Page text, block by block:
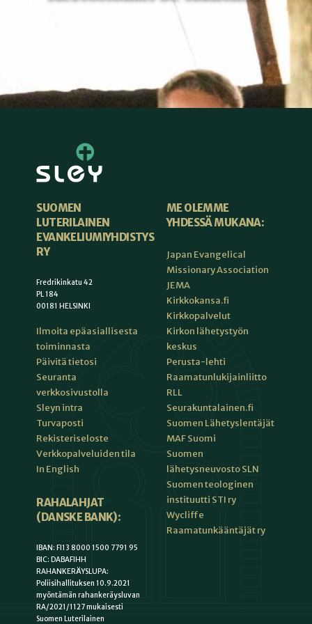
SUOMEN
LUTERILAINEN
EVANKELIUMIYHDISTYS
RY
Fredrikinkatu 42
PL 184
00181 HELSINKI
Ilmoita epäasiallisesta
toiminnasta
Päivitä tietosi
Seuranta
verkkosivustolla
Sleyn intra
Turvaposti
Rekisteriseloste
Verkkopalveluiden tila
In English
RAHALAHJAT
(DANSKE BANK):
IBAN: FI13 8000 1500 7791 95
BIC: DABAFIHH
RAHANKERÄYSLUPA:
Poliisihallituksen 10.9.2021
myöntämän rahankeräysluvan
RA/2021/1127 mukaisesti
Suomen Luterilainen
ME OLEMME
YHDESSÄ MUKANA:
Japan Evangelical
Missionary Association
JEMA
Kirkkokansa.fi
Kirkkopalvelut
Kirkon lähetystyön
keskus
Perusta-lehti
Raamatunlukijainliitto
RLL
Seurakuntalainen.fi
Suomen Lähetyslentäjät
MAF Suomi
Suomen
lähetysneuvosto SLN
Suomen teologinen
instituutti STI ry
Wycliffe
Raamatunkääntäjät ry